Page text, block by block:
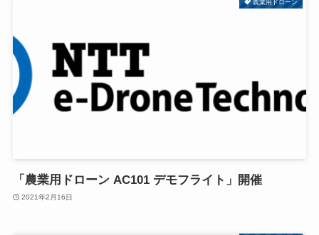
農業用ドローン
「農業用ドローン AC101 デモフライト」開催
2021年2月16日